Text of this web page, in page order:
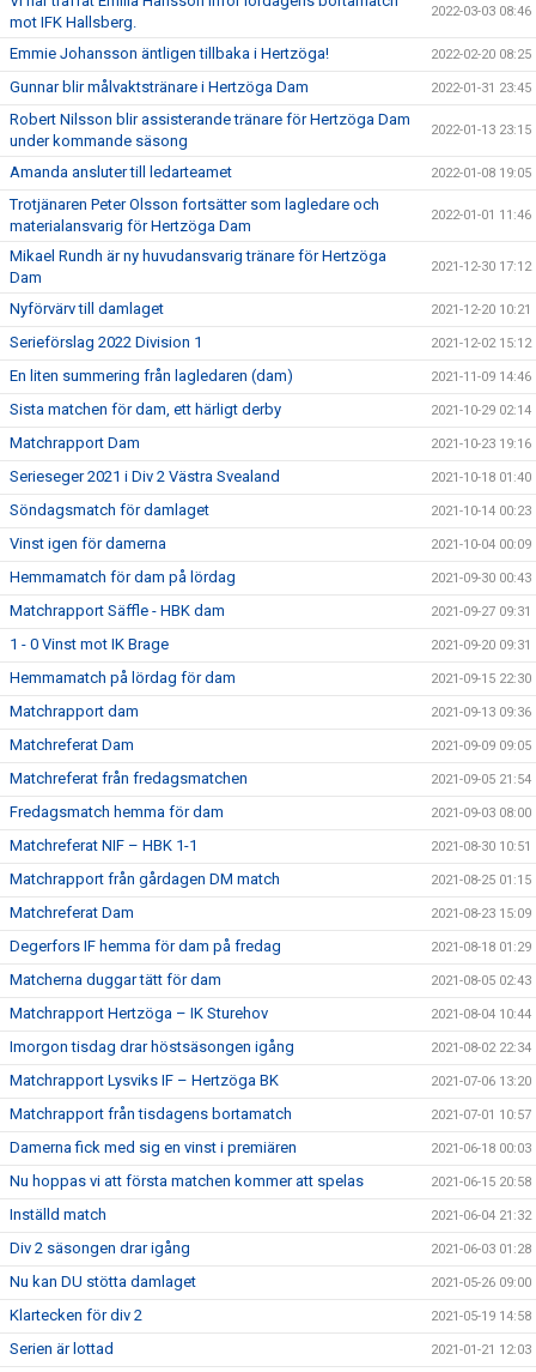
mot IFK Hallsberg.
2022-03-03 08:46
Emmie Johansson äntligen tillbaka i Hertzöga! 2022-02-20 08:25
Gunnar blir målvaktstränare i Hertzöga Dam 2022-01-31 23:45
Robert Nilsson blir assisterande tränare för Hertzöga Dam
under kommande säsong
2022-01-13 23:15
Amanda ansluter till ledarteamet 2022-01-08 19:05
Trotjänaren Peter Olsson fortsätter som lagledare och
materialansvarig för Hertzöga Dam
2022-01-01 11:46
Mikael Rundh är ny huvudansvarig tränare för Hertzöga
Dam
2021-12-30 17:12
Nyförvärv till damlaget 2021-12-20 10:21
Serieförslag 2022 Division 1 2021-12-02 15:12
En liten summering från lagledaren (dam) 2021-11-09 14:46
Sista matchen för dam, ett härligt derby 2021-10-29 02:14
Matchrapport Dam 2021-10-23 19:16
Serieseger 2021 i Div 2 Västra Svealand 2021-10-18 01:40
Söndagsmatch för damlaget 2021-10-14 00:23
Vinst igen för damerna 2021-10-04 00:09
Hemmamatch för dam på lördag 2021-09-30 00:43
Matchrapport Säffle - HBK dam 2021-09-27 09:31
1 - 0 Vinst mot IK Brage 2021-09-20 09:31
Hemmamatch på lördag för dam 2021-09-15 22:30
Matchrapport dam 2021-09-13 09:36
Matchreferat Dam 2021-09-09 09:05
Matchreferat från fredagsmatchen 2021-09-05 21:54
Fredagsmatch hemma för dam 2021-09-03 08:00
Matchreferat NIF – HBK 1-1 2021-08-30 10:51
Matchrapport från gårdagen DM match 2021-08-25 01:15
Matchreferat Dam 2021-08-23 15:09
Degerfors IF hemma för dam på fredag 2021-08-18 01:29
Matcherna duggar tätt för dam 2021-08-05 02:43
Matchrapport Hertzöga – IK Sturehov 2021-08-04 10:44
Imorgon tisdag drar höstsäsongen igång 2021-08-02 22:34
Matchrapport Lysviks IF – Hertzöga BK 2021-07-06 13:20
Matchrapport från tisdagens bortamatch 2021-07-01 10:57
Damerna fick med sig en vinst i premiären 2021-06-18 00:03
Nu hoppas vi att första matchen kommer att spelas 2021-06-15 20:58
Inställd match 2021-06-04 21:32
Div 2 säsongen drar igång 2021-06-03 01:28
Nu kan DU stötta damlaget 2021-05-26 09:00
Klartecken för div 2 2021-05-19 14:58
Serien är lottad 2021-01-21 12:03